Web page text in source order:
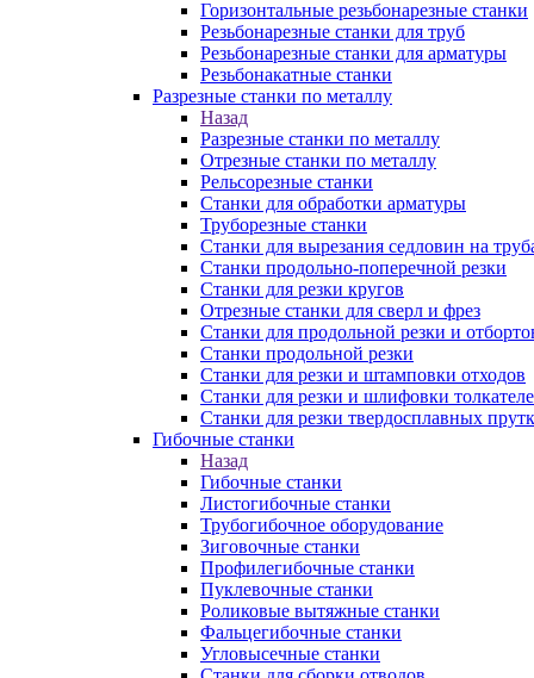
Горизонтальные резьбонарезные станки
Резьбонарезные станки для труб
Резьбонарезные станки для арматуры
Резьбонакатные станки
Разрезные станки по металлу
Назад
Разрезные станки по металлу
Отрезные станки по металлу
Рельсорезные станки
Станки для обработки арматуры
Труборезные станки
Станки для вырезания седловин на
Станки продольно-поперечной резки
Станки для резки кругов
Отрезные станки для сверл и фрез
Станки для продольной резки и
Станки продольной резки
Станки для резки и штамповки отходов
Станки для резки и шлифовки
Станки для резки твердосплавных
Гибочные станки
Назад
Гибочные станки
Листогибочные станки
Трубогибочное оборудование
Зиговочные станки
Профилегибочные станки
Пуклевочные станки
Роликовые вытяжные станки
Фальцегибочные станки
Угловысечные станки